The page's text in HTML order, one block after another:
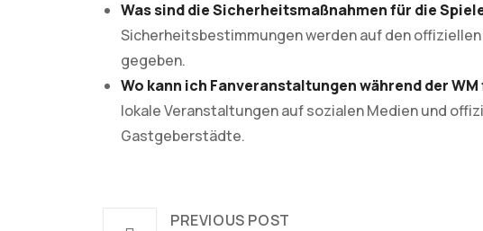
Was sind die Sicherheitsmaßnahmen für die
Sicherheitsbestimmungen werden auf den
gegeben.
Wo kann ich Fanveranstaltungen während der WM
lokale Veranstaltungen auf sozialen Medien und
Gastgeberstädte.
PREVIOUS POST